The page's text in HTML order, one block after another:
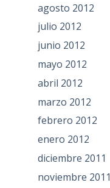
agosto 2012
julio 2012
junio 2012
mayo 2012
abril 2012
marzo 2012
febrero 2012
enero 2012
diciembre 2011
noviembre 2011